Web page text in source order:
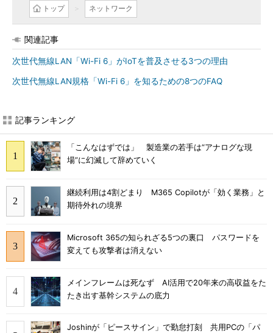
トップ ネットワーク
関連記事
次世代無線LAN「Wi-Fi 6」がIoTを普及させる3つの理由
次世代無線LAN規格「Wi-Fi 6」を知るための8つのFAQ
記事ランキング
「こんなはずでは」 製造業の若手は“アナログな現
場”に幻滅して辞めていく
継続利用は4割どまり M365 Copilotが「効く業務」と
期待外れの境界
Microsoft 365の知られざる5つの裏口 パスワードを
変えても攻撃者は消えない
メインフレームは死なず AI活用で20年来の高収益をた
たき出す基幹システムの底力
Joshinが「ピースサイン」で勤怠打刻 共用PCの「パ